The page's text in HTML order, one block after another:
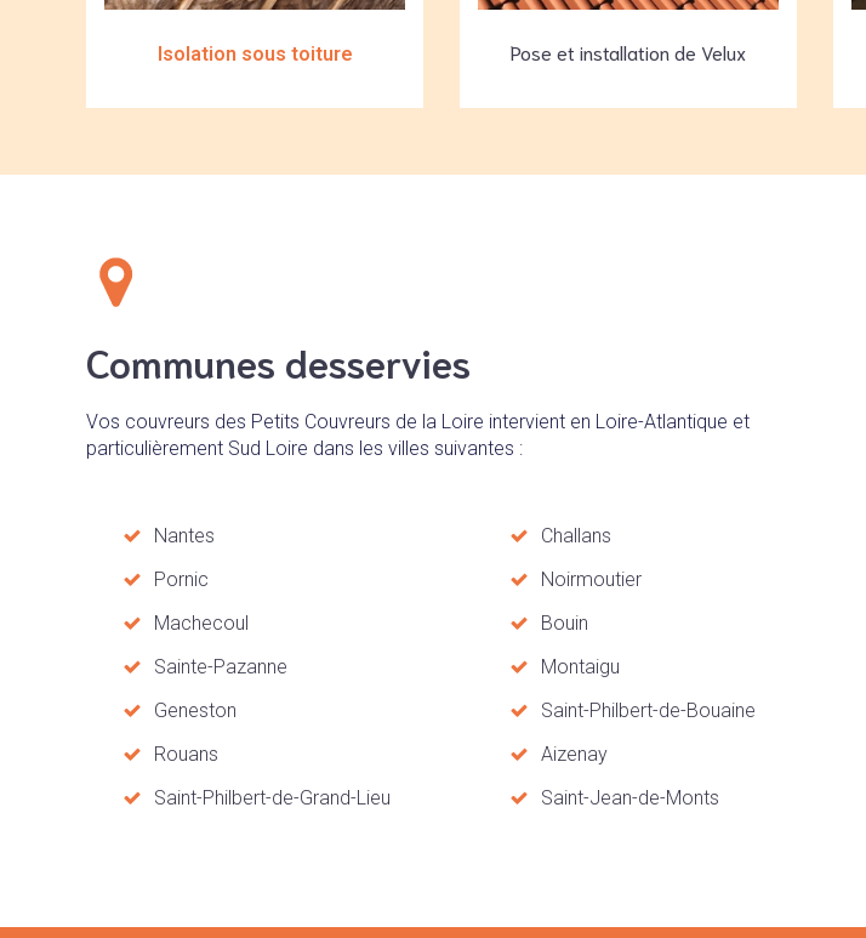
Isolation sous toiture Pose et installation de Velux
Communes desservies
Vos couvreurs des Petits Couvreurs de la Loire intervient en Loire-Atlantique et
particulièrement Sud Loire dans les villes suivantes :
Nantes
Pornic
Machecoul
Sainte-Pazanne
Geneston
Rouans
Saint-Philbert-de-Grand-Lieu
Challans
Noirmoutier
Bouin
Montaigu
Saint-Philbert-de-Bouaine
Aizenay
Saint-Jean-de-Monts